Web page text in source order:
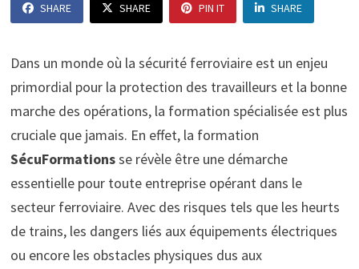
SHARE SHARE PIN IT SHARE
Dans un monde où la sécurité ferroviaire est un enjeu
primordial pour la protection des travailleurs et la bonne
marche des opérations, la formation spécialisée est plus
cruciale que jamais. En effet, la formation
SécuFormationsse révèle être une démarche
essentielle pour toute entreprise opérant dans le
secteur ferroviaire. Avec des risques tels que les heurts
de trains, les dangers liés aux équipements électriques
ou encore les obstacles physiques dus aux